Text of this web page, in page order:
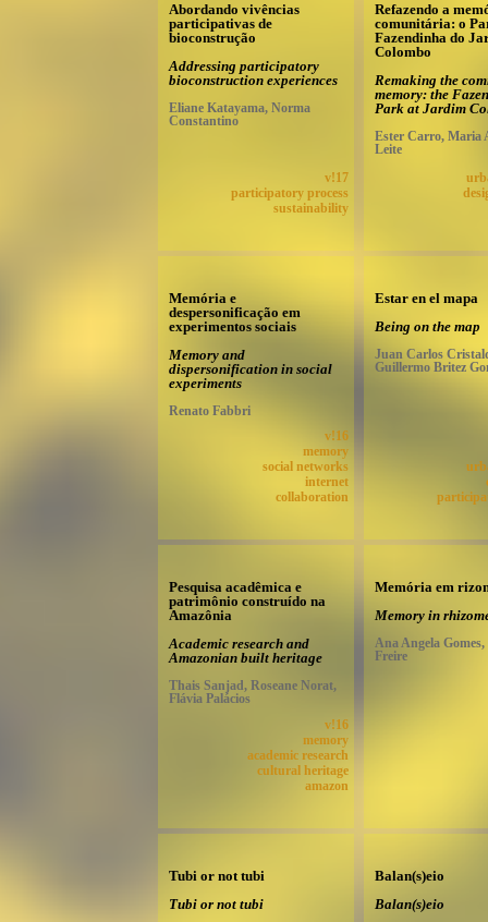
Abordando vivências
participativas de
bioconstrução
Addressing participatory
bioconstruction experiences
Eliane Katayama, Norma
Constantino
v!17
participatory process
sustainability
Refazendo a
comunitária: o
Fazendinha do
Colombo
Remaking the
memory: the
Park at Jardim
Ester Carro, Maria
Leite
Memória e
despersonificação em
experimentos sociais
Memory and
dispersonification in social
experiments
Renato Fabbri
v!16
memory
social networks
internet
collaboration
Estar en el mapa
Being on the map
Juan Carlos
Guillermo Britez
Pesquisa acadêmica e
patrimônio construído na
Amazônia
Academic research and
Amazonian built heritage
Thais Sanjad, Roseane Norat,
Flávia Palácios
v!16
memory
academic research
cultural heritage
amazon
Memória em
Memory in
Ana Angela
Freire
Tubi or not tubi
Tubi or not tubi
Balan(s)eio
Balan(s)eio